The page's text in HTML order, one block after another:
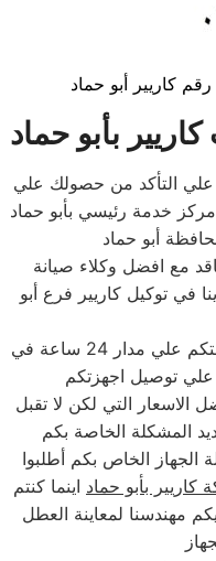
رقم كاريير أبو حماد
بأبو حماد
التأكد من حصولك علي
خدمة رئيسي بأبو حماد
أبو حماد
مع افضل وكلاء صيانة
في توكيل كاريير فرع أبو
فريق مخصص للرد علي كافة اسئلتكم علي مدار 24 ساعة في
توصيل اجهزتكم
التي لكن لا تقبل
المشكلة الخاصة بكم
الخاص بكم أطلبوا
كاريير بأبو حماد اينما كنتم
لمعاينة العطل